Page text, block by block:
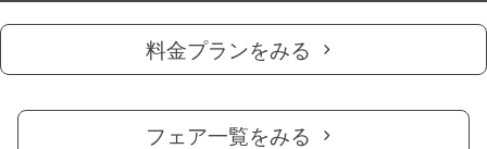
料金プランをみる
フェア一覧をみる